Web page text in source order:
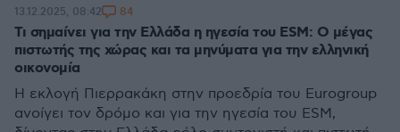
Τι σημαίνει για την Ελλάδα η ηγεσία του ESM: Ο μέγας
πιστωτής της χώρας και τα μηνύματα για την ελληνική
οικονομία
Η εκλογή Πιερρακάκη στην προεδρία του Eurogroup
ανοίγει τον δρόμο και για την ηγεσία του ESM,
13.12.2025, 08:42 84